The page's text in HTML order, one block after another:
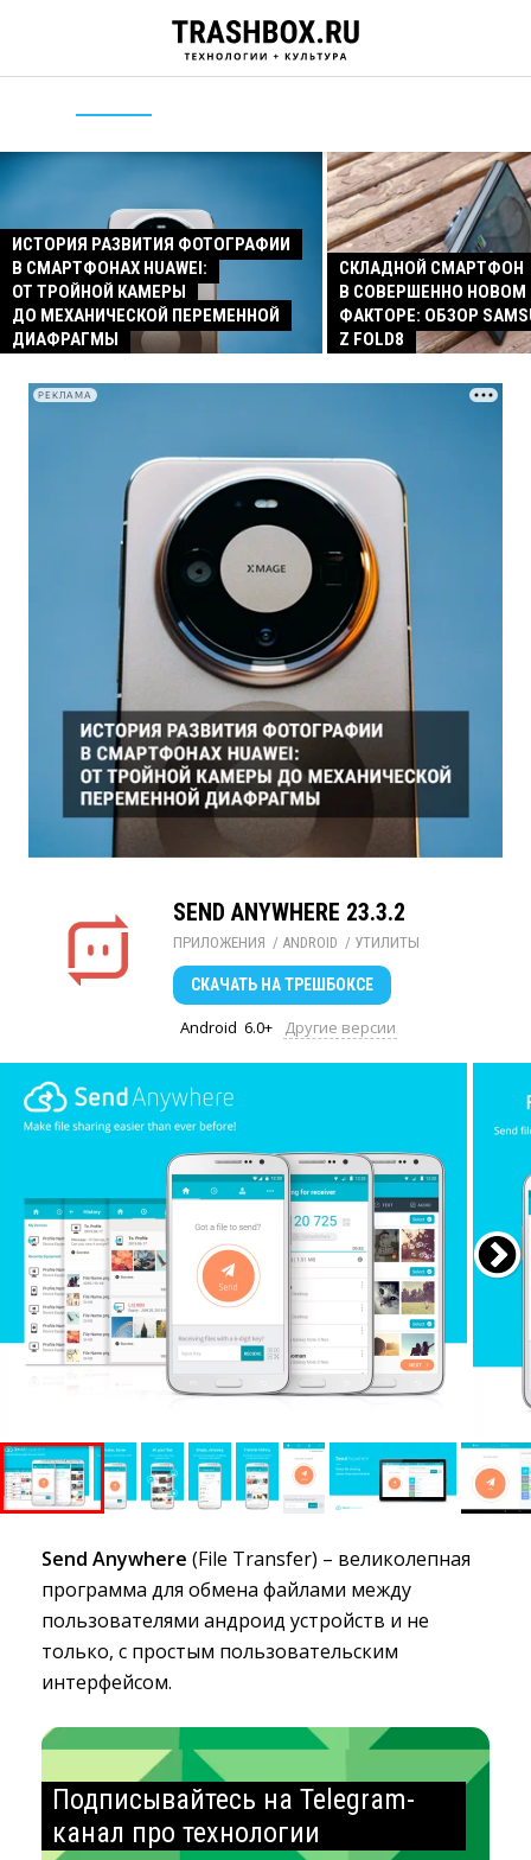
ИСТОРИЯ РАЗВИТИЯ ФОТОГРАФИИ
В СМАРТФОНАХ HUAWEI:
ОТ ТРОЙНОЙ КАМЕРЫ
ДО МЕХАНИЧЕСКОЙ ПЕРЕМЕННОЙ
ДИАФРАГМЫ
СКЛАДНОЙ СМАРТФОН
В СОВЕРШЕННО
ФАКТОРЕ: ОБЗОР
Z FOLD8
РЕКЛАМА
SEND ANYWHERE 23.3.2
ПРИЛОЖЕНИЯ / ANDROID / УТИЛИТЫ
СКАЧАТЬ НА ТРЕШБОКСЕ
Android 6.0+ Другие версии
Send Anywhere (File Transfer) – великолепная
программа для обмена файлами между
пользователями андроид устройств и не
только, с простым пользовательским
интерфейсом.
Подписывайтесь на Telegram-
канал про технологии